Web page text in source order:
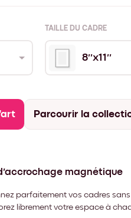
TAILLE DU CADRE
8''x11''
Parcourir la
magnétique
parfaitement vos cadres
librement votre espace à